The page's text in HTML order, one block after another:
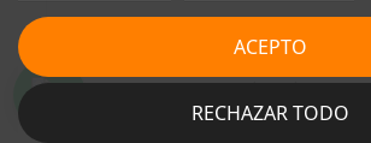
CENICERO A2466460069
MERCEDES-BENZ CLASE A (W176) A 180 CDI
BLUEEFFICIENCY (176.012)RECHAZAR TODO
ACEPTO